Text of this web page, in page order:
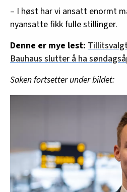
– I høst har vi ansatt enormt
nyansatte fikk fulle stillinger.
Denne er mye lest:
Bauhaus slutter å ha
Saken fortsetter under bildet: